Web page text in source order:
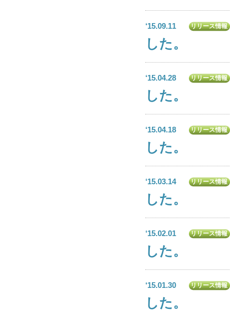
‘15.09.11 リリース情報
した。
‘15.04.28 リリース情報
した。
‘15.04.18 リリース情報
した。
‘15.03.14 リリース情報
した。
‘15.02.01 リリース情報
した。
‘15.01.30 リリース情報
した。